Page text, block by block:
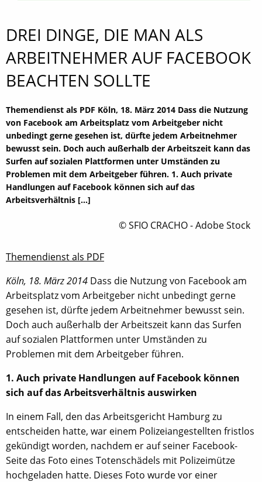
DREI DINGE, DIE MAN ALS
ARBEITNEHMER AUF FACEBOOK
BEACHTEN SOLLTE
Themendienst als PDF Köln, 18. März 2014 Dass die Nutzung
von Facebook am Arbeitsplatz vom Arbeitgeber nicht
unbedingt gerne gesehen ist, dürfte jedem Arbeitnehmer
bewusst sein. Doch auch außerhalb der Arbeitszeit kann das
Surfen auf sozialen Plattformen unter Umständen zu
Problemen mit dem Arbeitgeber führen. 1. Auch private
Handlungen auf Facebook können sich auf das
Arbeitsverhältnis […]
© SFIO CRACHO - Adobe Stock
Themendienst als PDF
Köln, 18. März 2014 Dass die Nutzung von Facebook am
Arbeitsplatz vom Arbeitgeber nicht unbedingt gerne
gesehen ist, dürfte jedem Arbeitnehmer bewusst sein.
Doch auch außerhalb der Arbeitszeit kann das Surfen
auf sozialen Plattformen unter Umständen zu
Problemen mit dem Arbeitgeber führen.
1. Auch private Handlungen auf Facebook können
sich auf das Arbeitsverhältnis auswirken
In einem Fall, den das Arbeitsgericht Hamburg zu
entscheiden hatte, war einem Polizeiangestellten fristlos
gekündigt worden, nachdem er auf seiner Facebook-
Seite das Foto eines Totenschädels mit Polizeimütze
hochgeladen hatte. Dieses Foto wurde vor einer